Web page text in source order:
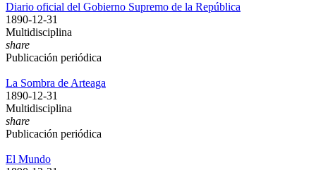
Diario oficial del Gobierno Supremo de la República
1890-12-31
Multidisciplina
share
Publicación periódica
La Sombra de Arteaga
1890-12-31
Multidisciplina
share
Publicación periódica
El Mundo